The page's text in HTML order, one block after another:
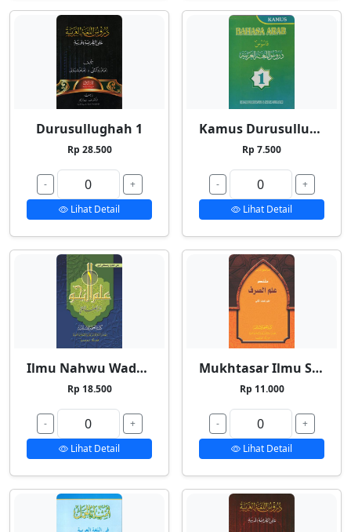
Durusullughah 1
Rp 28.500
-
+
Lihat Detail
Kamus Durusullughah 1
Rp 7.500
-
+
Lihat Detail
Ilmu Nahwu Wadhih 1
Rp 18.500
-
+
Lihat Detail
Mukhtasar Ilmu Shorf
Rp 11.000
-
+
Lihat Detail